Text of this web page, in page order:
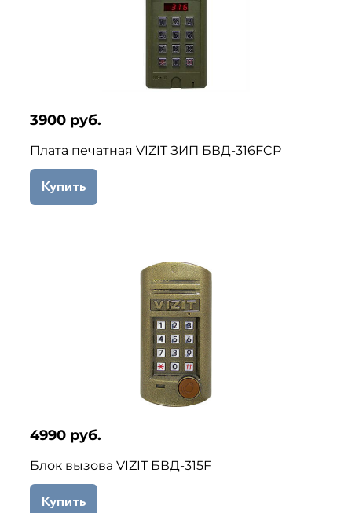
3900 руб.
Плата печатная VIZIT ЗИП БВД-316FCP
Купить
4990 руб.
Блок вызова VIZIT БВД-315F
Купить